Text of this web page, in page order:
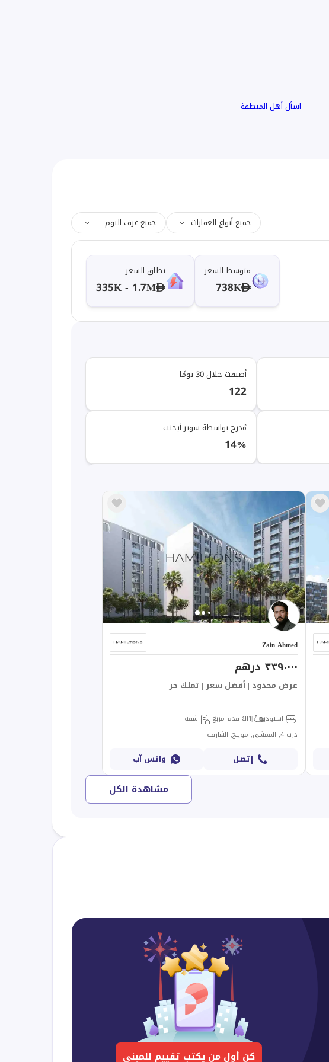
اسأل أهل المنطقة
جميع أنواع العقارات جميع غرف النوم
متوسط السعر
738K
نطاق السعر
335K - 1.7M
أضيفت خلال 30 يومًا
122
مُدرج بواسطة سوبر أيجنت
14%
Zain Ahmed
٣٣٩٬٠٠٠ درهم
عرض محدود | أفضل سعر | تملك حر
استوديو 1٤١١ قدم مربع
شقة
درب 4, الممشى, مويلح, الشارقة
إتصل واتس آب
مشاهدة الكل
كن أول من يكتب تقييم للمبنى